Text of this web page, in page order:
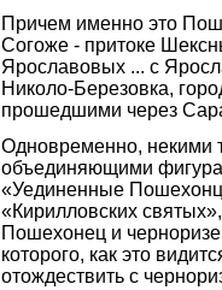
Причем именно это
Согоже - притоке
Ярославовых ... с
Николо-Березовка,
прошедшими через
Одновременно, некими
объединяющими
«Уединенные
«Кирилловских
Пошехонец и
которого, как это
отождествить с